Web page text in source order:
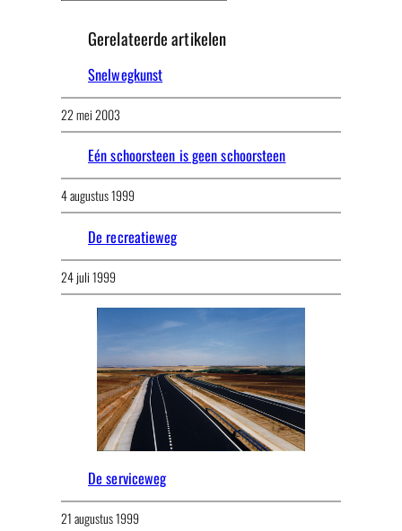
Gerelateerde artikelen
Snelwegkunst
22 mei 2003
Eén schoorsteen is geen schoorsteen
4 augustus 1999
De recreatieweg
24 juli 1999
De serviceweg
21 augustus 1999